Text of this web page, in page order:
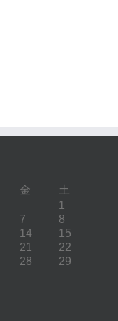
金 土
1
7
8
14
15
21
22
28
29